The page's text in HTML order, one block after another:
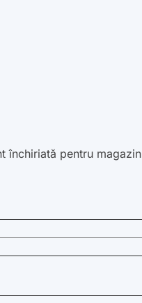
închiriată pentru magazin